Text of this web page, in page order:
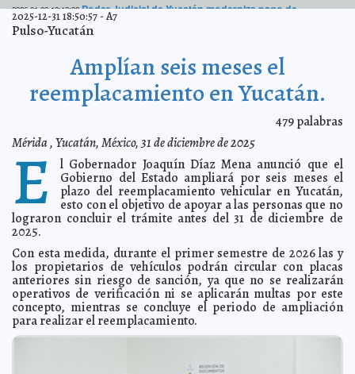
2026-01-08 18:13:32 Poder Judicial de Yucatán moderniza pago de
pensiones alimenticias mayores a 10 mil pesos.
Paulina Ávila Esqueda presenta "La Hora Azul", una
Más de 11.8 kilómetros de calles nuevas en colonias del
oriente y la Jesús Carranza entrega Cecilia Patrón. A7
Conmemora la CROC Yucatán, 119 Años de la Gesta
2026-01-07 18:02:16 UADY honra historia de Mérida y fortalece identidad
yucateca
2026-01-07 17:54:59 Casa Otoch celebra el Día de Reyes con sonrisas,
tradición y solidaridad. A7
2026-01-07 17:45:49 Plan Bienestar Yucatán mejora movilidad en
Chacsinkín. A7
2026-01-07 17:37:23
de Mirna del Socorro Barrera
2026-01-06 21:27:49 Gracias a la comunidad por construir todos los días la
mejor ciudad del mundo, nuestra siempre leal y solidaria Mérida:
Cecilia Patrón. A7
2026-01-06 16:38:04 Tecate Titanium expande su distribución y llegará a
todas las tiendas Oxxo del país por tiempo limitado.
2026-01-06 16:33:59 La Sinfonieta Académica de Mérida debutará en el
Gobierno del Estado logra cese total de calera en
2025-12-31 18:50:57-A7
Pulso-Yucatán
Amplían seis meses el
reemplacamiento en Yucatán.
479palabras
Mérida , Yucatán, México, 31 de diciembre de 2025
E l Gobernador Joaquín Díaz Mena anunció que el
Gobierno del Estado ampliará por seis meses el
plazo del reemplacamiento vehicular en Yucatán,
esto con el objetivo de apoyar a las personas que no
lograron concluir el trámite antes del 31 de diciembre de
2025.
Con esta medida, durante el primer semestre de 2026 las y
los propietarios de vehículos podrán circular con placas
anteriores sin riesgo de sanción, ya que no se realizarán
operativos de verificación ni se aplicarán multas por este
concepto, mientras se concluye el periodo de ampliación
para realizar el reemplacamiento.